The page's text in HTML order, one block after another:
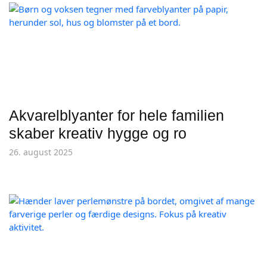
Akvarelblyanter for hele familien
skaber kreativ hygge og ro
26. august 2025